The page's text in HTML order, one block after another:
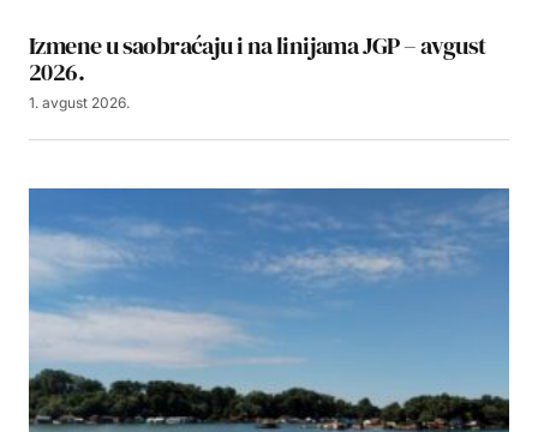
Izmene u saobraćaju i na linijama JGP – avgust
2026.
1. avgust 2026.